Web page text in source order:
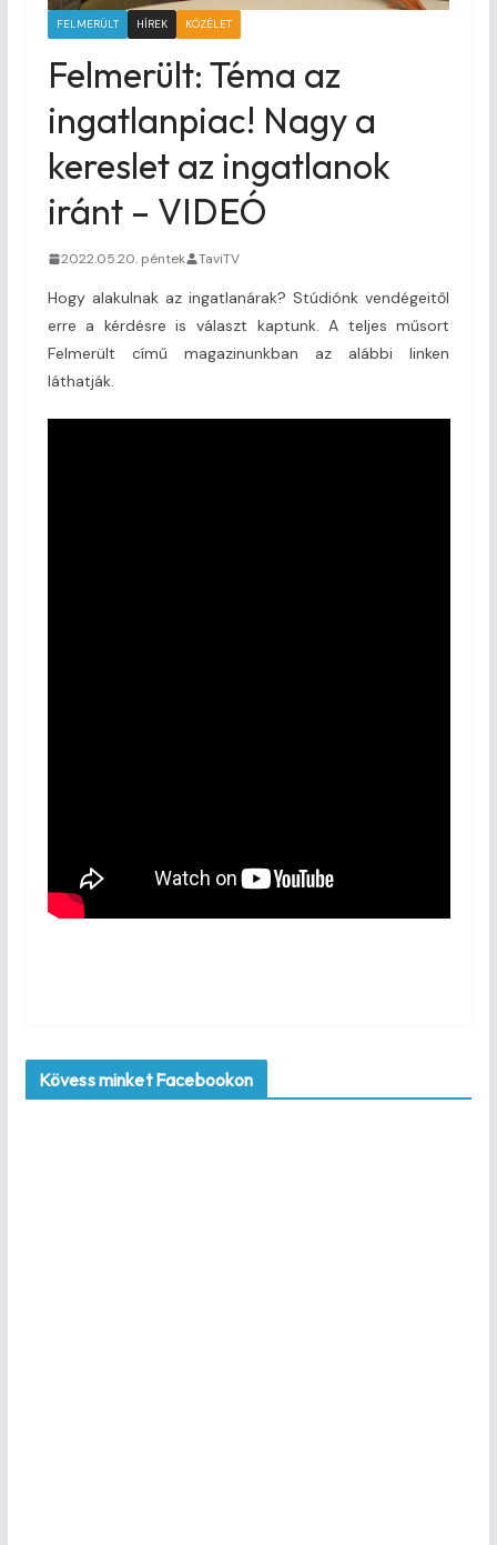
FELMERÜLT HÍREK KÖZÉLET
Felmerült: Téma az
ingatlanpiac! Nagy a
kereslet az ingatlanok
iránt – VIDEÓ
2022.05.20. péntek TaviTV
Hogy alakulnak az ingatlanárak? Stúdiónk vendégeitől
erre a kérdésre is választ kaptunk. A teljes műsort
Felmerült című magazinunkban az alábbi linken
láthatják.
Kövess minket Facebookon